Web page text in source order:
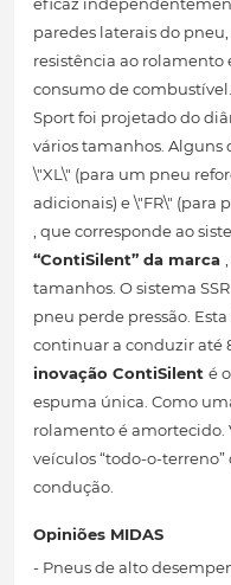
eficaz
paredes laterais do
resistência ao rolamento
consumo de
Sport foi projetado do
vários tamanhos. Alguns
\"XL\" (para um pneu
adicionais) e \"FR\" (para
, que corresponde ao
“ContiSilent” da marca
tamanhos. O sistema
pneu perde pressão.
continuar a conduzir até
inovação ContiSilent é
espuma única. Como
rolamento é
veículos “todo-o-
condução.
Opiniões MIDAS
- Pneus de alto